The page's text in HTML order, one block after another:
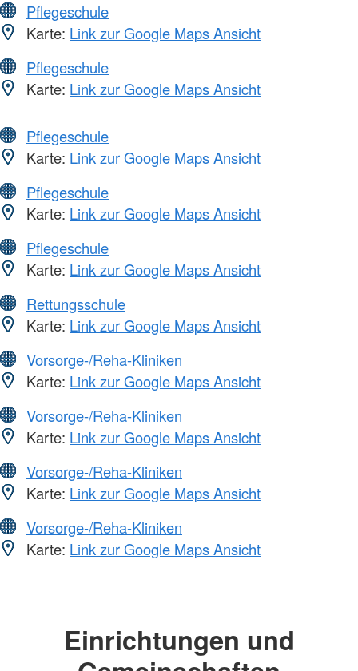
Pflegeschule
Karte: Link zur Google Maps Ansicht
Pflegeschule
Karte: Link zur Google Maps Ansicht
Pflegeschule
Karte: Link zur Google Maps Ansicht
Pflegeschule
Karte: Link zur Google Maps Ansicht
Pflegeschule
Karte: Link zur Google Maps Ansicht
Rettungsschule
Karte: Link zur Google Maps Ansicht
Vorsorge-/Reha-Kliniken
Karte: Link zur Google Maps Ansicht
Vorsorge-/Reha-Kliniken
Karte: Link zur Google Maps Ansicht
Vorsorge-/Reha-Kliniken
Karte: Link zur Google Maps Ansicht
Vorsorge-/Reha-Kliniken
Karte: Link zur Google Maps Ansicht
Einrichtungen und